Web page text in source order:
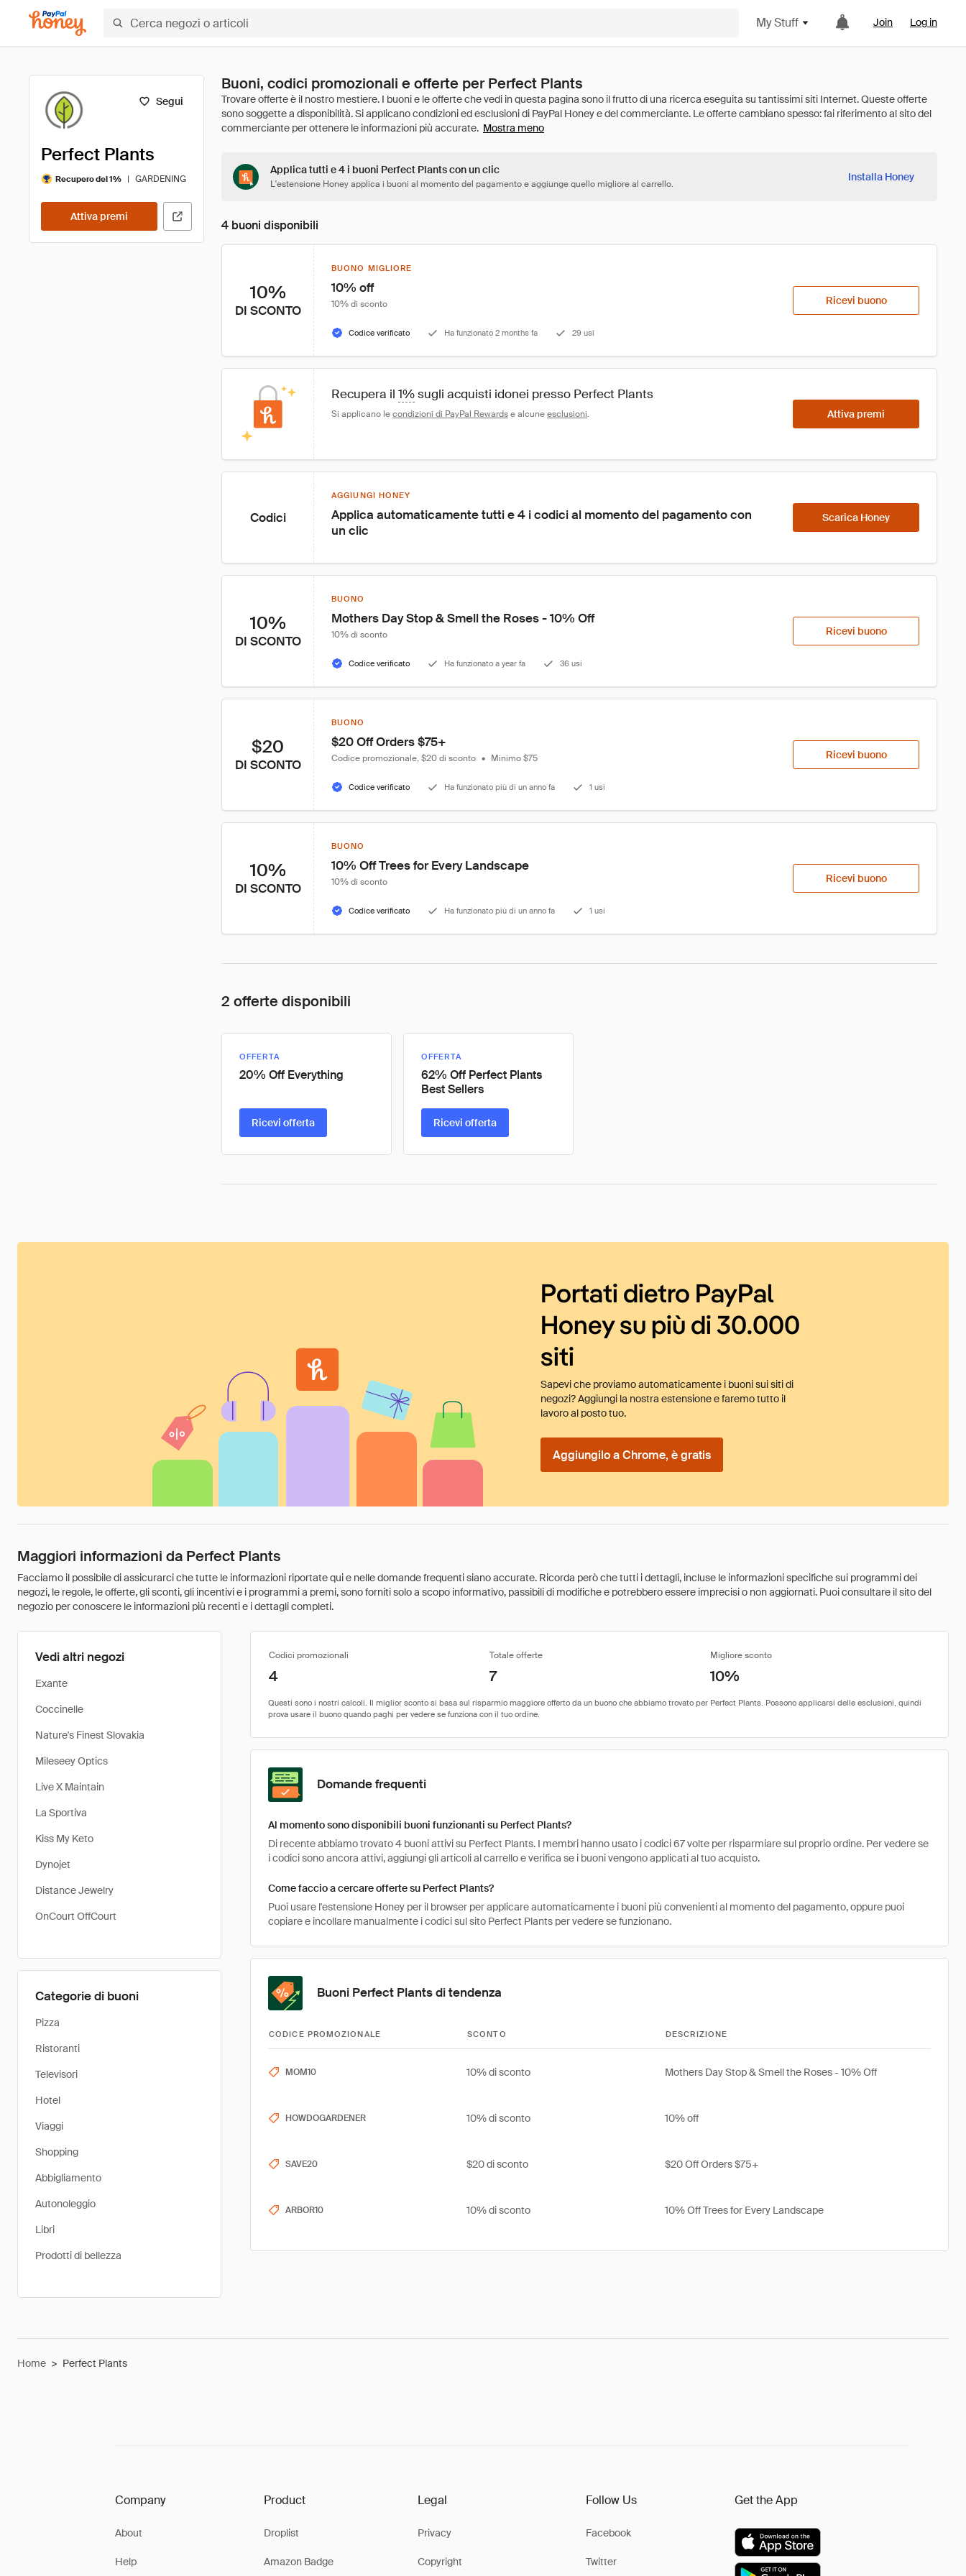
My Stuff Join Log in
Segui
Perfect Plants
Recupero del 1% | GARDENING
Attiva premi
Buoni, codici promozionali e offerte per Perfect Plants
Mostra meno
Applica tutti e 4 i buoni Perfect Plants con un clic
L'estensione Honey applica i buoni al momento del pagamento e aggiunge quello migliore al carrello.
Installa Honey
4 buoni disponibili
10%
DI SCONTO
BUONO MIGLIORE
10% off
10% di sconto
Codice verificato Ha funzionato 2 months fa 29 usi
Ricevi buono
Recupera il 1% sugli acquisti idonei presso Perfect Plants
Si applicano le condizioni di PayPal Rewards e alcune esclusioni. Attiva premi
Codici
AGGIUNGI HONEY
Applica automaticamente tutti e 4 i codici al momento del pagamento con
un clic
Scarica Honey
10%
DI SCONTO
BUONO
Mothers Day Stop & Smell the Roses - 10% Off
10% di sconto
Codice verificato Ha funzionato a year fa 36 usi
Ricevi buono
$20
DI SCONTO
BUONO
$20 Off Orders $75+
Codice promozionale, $20 di sconto • Minimo $75
Codice verificato Ha funzionato più di un anno fa 1 usi
Ricevi buono
10%
DI SCONTO
BUONO
10% Off Trees for Every Landscape
10% di sconto
Codice verificato Ha funzionato più di un anno fa 1 usi
Ricevi buono
2 offerte disponibili
OFFERTA
20% Off Everything
Ricevi offerta
OFFERTA
62% Off Perfect Plants
Best Sellers
Ricevi offerta
Portati dietro PayPal
Honey su più di 30.000
siti
Sapevi che proviamo automaticamente i buoni sui siti di
negozi? Aggiungi la nostra estensione e faremo tutto il
lavoro al posto tuo.
Aggiungilo a Chrome, è gratis
Maggiori informazioni da Perfect Plants
Facciamo il possibile di assicurarci che tutte le informazioni riportate qui e nelle domande frequenti siano accurate. Ricorda però che tutti i dettagli, incluse le informazioni specifiche sui programmi dei
negozi, le regole, le offerte, gli sconti, gli incentivi e i programmi a premi, sono forniti solo a scopo informativo, passibili di modifiche e potrebbero essere imprecisi o non aggiornati. Puoi consultare il sito del
negozio per conoscere le informazioni più recenti e i dettagli completi.
Vedi altri negozi
Exante
Coccinelle
Nature's Finest Slovakia
Mileseey Optics
Live X Maintain
La Sportiva
Kiss My Keto
Dynojet
Distance Jewelry
OnCourt OffCourt
Categorie di buoni
Pizza
Ristoranti
Televisori
Hotel
Viaggi
Shopping
Abbigliamento
Autonoleggio
Libri
Prodotti di bellezza
Codici promozionali Totale offerte Migliore sconto
4 7 10%
Domande frequenti
Al momento sono disponibili buoni funzionanti su Perfect Plants?
Di recente abbiamo trovato 4 buoni attivi su Perfect Plants. I membri hanno usato i codici 67 volte per risparmiare sul proprio ordine. Per vedere se
i codici sono ancora attivi, aggiungi gli articoli al carrello e verifica se i buoni vengono applicati al tuo acquisto.
Come faccio a cercare offerte su Perfect Plants?
Puoi usare l'estensione Honey per il browser per applicare automaticamente i buoni più convenienti al momento del pagamento, oppure puoi
copiare e incollare manualmente i codici sul sito Perfect Plants per vedere se funzionano.
Buoni Perfect Plants di tendenza
CODICE PROMOZIONALE SCONTO DESCRIZIONE
MOM10 10% di sconto Mothers Day Stop & Smell the Roses - 10% Off
HOWDOGARDENER 10% di sconto 10% off
SAVE20 $20 di sconto $20 Off Orders $75+
ARBOR10 10% di sconto 10% Off Trees for Every Landscape
Home > Perfect Plants
Company
About
Help
Product
Droplist
Amazon Badge
Legal
Privacy
Copyright
Follow Us
Facebook
Twitter
Get the App